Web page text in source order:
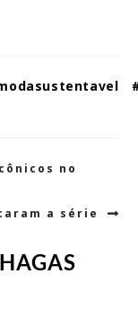
no
a série